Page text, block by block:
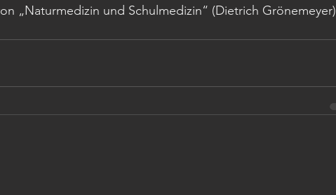
„Naturmedizin und Schulmedizin“ (Dietrich Grönemeyer)